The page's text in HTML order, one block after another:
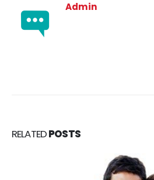
Admin
RELATEDPOSTS